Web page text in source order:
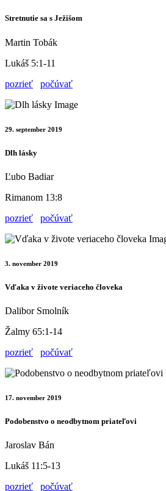
Stretnutie sa s Ježišom
Martin Tobák
Lukáš 5:1-11
pozrieť
počúvať
29. september 2019
Dlh lásky
Ľubo Badiar
Rimanom 13:8
pozrieť
počúvať
3. november 2019
Vďaka v živote veriaceho človeka
Dalibor Smolník
Žalmy 65:1-14
pozrieť
počúvať
17. november 2019
Podobenstvo o neodbytnom priateľovi
Jaroslav Bán
Lukáš 11:5-13
pozrieť
počúvať